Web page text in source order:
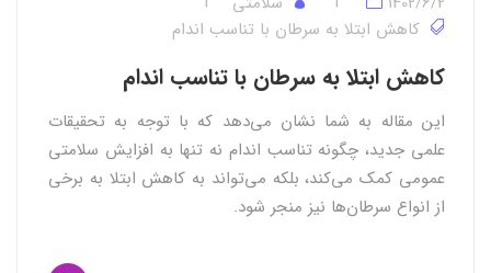
کاهش ابتلا به سرطان با تناسب اندام
کاهش ابتلا به سرطان با تناسب اندام
این مقاله به شما نشان می‌دهد که با توجه به تحقیقات
علمی جدید، چگونه تناسب اندام نه تنها به افزایش سلامتی
عمومی کمک می‌کند، بلکه می‌تواند به کاهش ابتلا به برخی
از انواع سرطان‌ها نیز منجر شود.